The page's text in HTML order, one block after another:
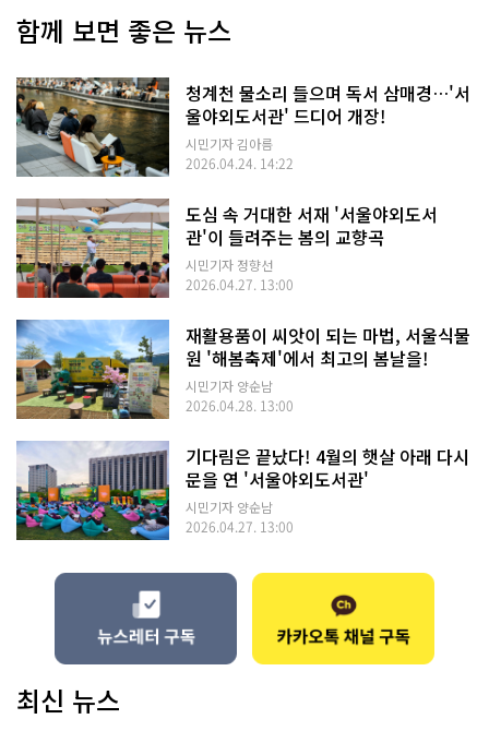
함께 보면 좋은 뉴스
청계천 물소리 들으며 독서 삼매경…'서
울야외도서관' 드디어 개장!
시민기자 김아름
2026.04.24. 14:22
도심 속 거대한 서재 '서울야외도서
관'이 들려주는 봄의 교향곡
시민기자 정향선
2026.04.27. 13:00
재활용품이 씨앗이 되는 마법, 서울식물
원 '해봄축제'에서 최고의 봄날을!
시민기자 양순남
2026.04.28. 13:00
기다림은 끝났다! 4월의 햇살 아래 다시
문을 연 '서울야외도서관'
시민기자 양순남
2026.04.27. 13:00
최신 뉴스